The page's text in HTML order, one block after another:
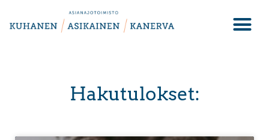
Hakutulokset: